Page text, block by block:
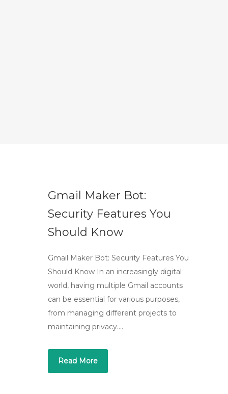
Gmail Maker Bot:
Security Features You
Should Know
Gmail Maker Bot: Security Features You
Should Know In an increasingly digital
world, having multiple Gmail accounts
can be essential for various purposes,
from managing different projects to
maintaining privacy….
Read More